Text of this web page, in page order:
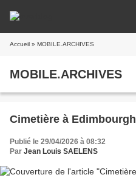
Accueil » MOBILE.ARCHIVES
MOBILE.ARCHIVES
Cimetière à Edimbourgh
Publié le 29/04/2026 à 08:32
Par Jean Louis SAELENS